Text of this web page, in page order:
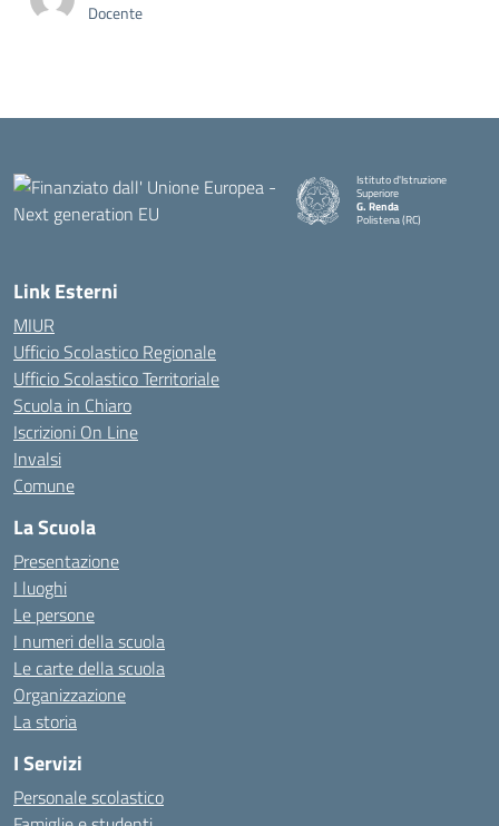
Docente
Istituto d'Istruzione
Superiore
G. Renda
Polistena (RC)
Link Esterni
MIUR
Ufficio Scolastico Regionale
Ufficio Scolastico Territoriale
Scuola in Chiaro
Iscrizioni On Line
Invalsi
Comune
La Scuola
Presentazione
I luoghi
Le persone
I numeri della scuola
Le carte della scuola
Organizzazione
La storia
I Servizi
Personale scolastico